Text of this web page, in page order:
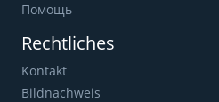
Помощь
Rechtliches
Kontakt
Bildnachweis